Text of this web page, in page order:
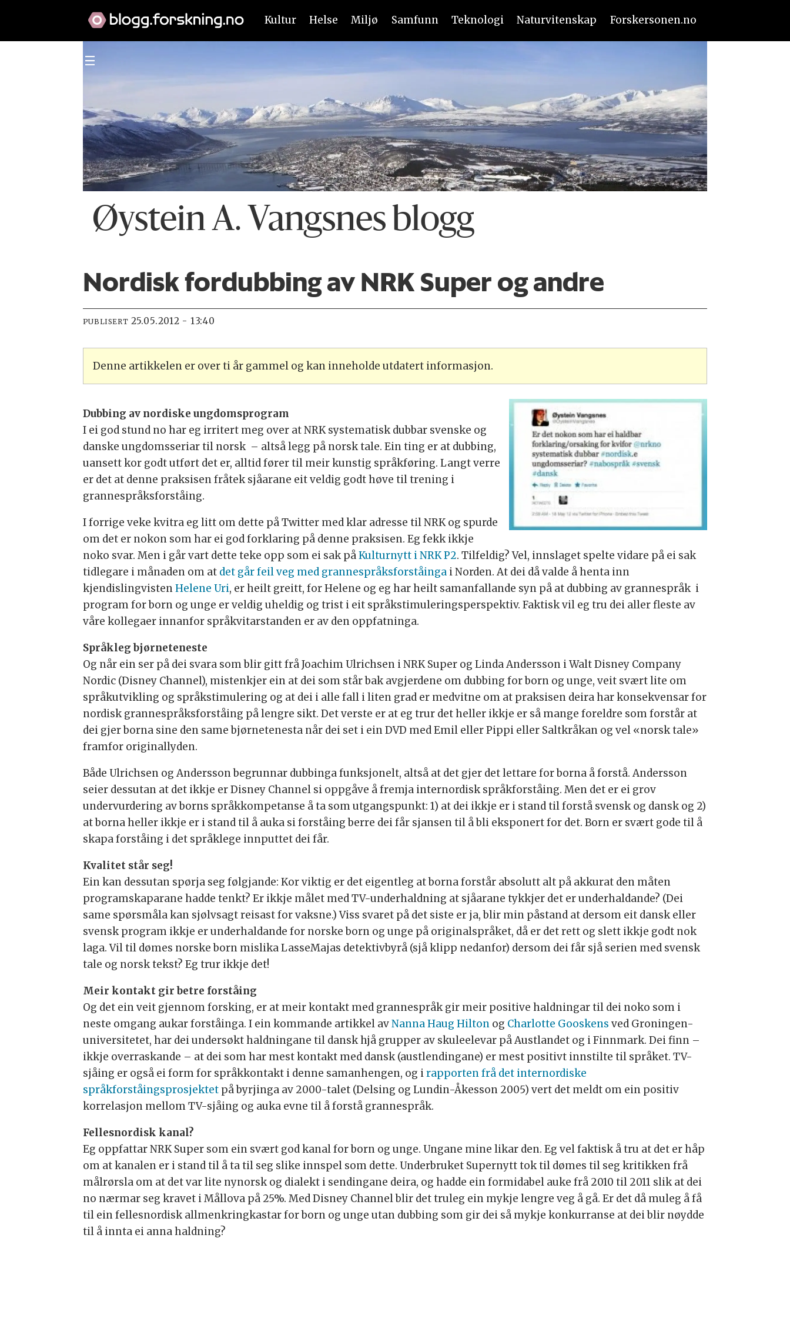
Kultur Helse Miljø Samfunn Teknologi Naturvitenskap Forskersonen.no
Øystein A. Vangsnes blogg
Nordisk fordubbing av NRK Super og andre
PUBLISERT 25.05.2012 - 13:40
Denne artikkelen er over ti år gammel og kan inneholde utdatert informasjon.
Dubbing av nordiske ungdomsprogram
I ei god stund no har eg irritert meg over at NRK systematisk dubbar svenske og
danske ungdomsseriar til norsk – altså legg på norsk tale. Ein ting er at dubbing,
uansett kor godt utført det er, alltid fører til meir kunstig språkføring. Langt verre
er det at denne praksisen fråtek sjåarane eit veldig godt høve til trening i
grannespråksforståing.
I forrige veke kvitra eg litt om dette på Twitter med klar adresse til NRK og spurde
om det er nokon som har ei god forklaring på denne praksisen. Eg fekk ikkje
noko svar. Men i går vart dette teke opp som ei sak påKulturnytt i NRK P2. Tilfeldig? Vel, innslaget spelte vidare på ei sak
tidlegare i månaden om at det går feil veg med grannespråksforståingai Norden. At dei då valde å henta inn
kjendislingvistenHelene Uri, er heilt greitt, for Helene og eg har heilt samanfallande syn på at dubbing av grannespråk i
program for born og unge er veldig uheldig og trist i eit språkstimuleringsperspektiv. Faktisk vil eg tru dei aller fleste av
våre kollegaer innanfor språkvitarstanden er av den oppfatninga.
Språkleg bjørneteneste
Og når ein ser på dei svara som blir gitt frå Joachim Ulrichsen i NRK Super og Linda Andersson i Walt Disney Company
Nordic (Disney Channel), mistenkjer ein at dei som står bak avgjerdene om dubbing for born og unge, veit svært lite om
språkutvikling og språkstimulering og at dei i alle fall i liten grad er medvitne om at praksisen deira har konsekvensar for
nordisk grannespråksforståing på lengre sikt. Det verste er at eg trur det heller ikkje er så mange foreldre som forstår at
dei gjer borna sine den same bjørnetenesta når dei set i ein DVD med Emil eller Pippi eller Saltkråkan og vel «norsk tale»
framfor originallyden.
Både Ulrichsen og Andersson begrunnar dubbinga funksjonelt, altså at det gjer det lettare for borna å forstå. Andersson
seier dessutan at det ikkje er Disney Channel si oppgåve å fremja internordisk språkforståing. Men det er ei grov
undervurdering av borns språkkompetanse å ta som utgangspunkt: 1) at dei ikkje er i stand til forstå svensk og dansk og 2)
at borna heller ikkje er i stand til å auka si forståing berre dei får sjansen til å bli eksponert for det. Born er svært gode til å
skapa forståing i det språklege innputtet dei får.
Kvalitet står seg!
Ein kan dessutan spørja seg følgjande: Kor viktig er det eigentleg at borna forstår absolutt alt på akkurat den måten
programskaparane hadde tenkt? Er ikkje målet med TV-underhaldning at sjåarane tykkjer det er underhaldande? (Dei
same spørsmåla kan sjølvsagt reisast for vaksne.) Viss svaret på det siste er ja, blir min påstand at dersom eit dansk eller
svensk program ikkje er underhaldande for norske born og unge på originalspråket, då er det rett og slett ikkje godt nok
laga. Vil til dømes norske born mislika LasseMajas detektivbyrå (sjå klipp nedanfor) dersom dei får sjå serien med svensk
tale og norsk tekst? Eg trur ikkje det!
Meir kontakt gir betre forståing
Og det ein veit gjennom forsking, er at meir kontakt med grannespråk gir meir positive haldningar til dei noko som i
neste omgang aukar forståinga. I ein kommande artikkel avNanna Haug Hiltonog Charlotte Gooskens ved Groningen-
universitetet, har dei undersøkt haldningane til dansk hjå grupper av skuleelevar på Austlandet og i Finnmark. Dei finn –
ikkje overraskande – at dei som har mest kontakt med dansk (austlendingane) er mest positivt innstilte til språket. TV-
sjåing er også ei form for språkkontakt i denne samanhengen, og irapporten frå det internordiske
språkforståingsprosjektetpå byrjinga av 2000-talet (Delsing og Lundin-Åkesson 2005) vert det meldt om ein positiv
korrelasjon mellom TV-sjåing og auka evne til å forstå grannespråk.
Fellesnordisk kanal?
Eg oppfattar NRK Super som ein svært god kanal for born og unge. Ungane mine likar den. Eg vel faktisk å tru at det er håp
om at kanalen er i stand til å ta til seg slike innspel som dette. Underbruket Supernytt tok til dømes til seg kritikken frå
målrørsla om at det var lite nynorsk og dialekt i sendingane deira, og hadde ein formidabel auke frå 2010 til 2011 slik at dei
no nærmar seg kravet i Mållova på 25%. Med Disney Channel blir det truleg ein mykje lengre veg å gå. Er det då muleg å få
til ein fellesnordisk allmenkringkastar for born og unge utan dubbing som gir dei så mykje konkurranse at dei blir nøydde
til å innta ei anna haldning?